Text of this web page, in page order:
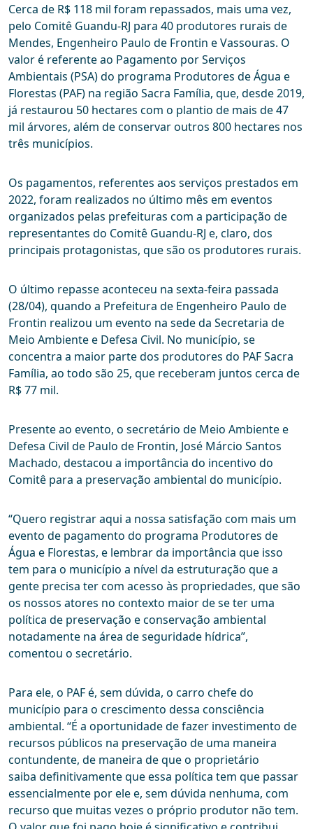
Cerca de R$ 118 mil foram repassados, mais uma vez,
pelo Comitê Guandu-RJ para 40 produtores rurais de
Mendes, Engenheiro Paulo de Frontin e Vassouras. O
valor é referente ao Pagamento por Serviços
Ambientais (PSA) do programa Produtores de Água e
Florestas (PAF) na região Sacra Família, que, desde 2019,
já restaurou 50 hectares com o plantio de mais de 47
mil árvores, além de conservar outros 800 hectares nos
três municípios.
Os pagamentos, referentes aos serviços prestados em
2022, foram realizados no último mês em eventos
organizados pelas prefeituras com a participação de
representantes do Comitê Guandu-RJ e, claro, dos
principais protagonistas, que são os produtores rurais.
O último repasse aconteceu na sexta-feira passada
(28/04), quando a Prefeitura de Engenheiro Paulo de
Frontin realizou um evento na sede da Secretaria de
Meio Ambiente e Defesa Civil. No município, se
concentra a maior parte dos produtores do PAF Sacra
Família, ao todo são 25, que receberam juntos cerca de
R$ 77 mil.
Presente ao evento, o secretário de Meio Ambiente e
Defesa Civil de Paulo de Frontin, José Márcio Santos
Machado, destacou a importância do incentivo do
Comitê para a preservação ambiental do município.
“Quero registrar aqui a nossa satisfação com mais um
evento de pagamento do programa Produtores de
Água e Florestas, e lembrar da importância que isso
tem para o município a nível da estruturação que a
gente precisa ter com acesso às propriedades, que são
os nossos atores no contexto maior de se ter uma
política de preservação e conservação ambiental
notadamente na área de seguridade hídrica”,
comentou o secretário.
Para ele, o PAF é, sem dúvida, o carro chefe do
município para o crescimento dessa consciência
ambiental. “É a oportunidade de fazer investimento de
recursos públicos na preservação de uma maneira
contundente, de maneira de que o proprietário
saiba definitivamente que essa política tem que passar
essencialmente por ele e, sem dúvida nenhuma, com
recurso que muitas vezes o próprio produtor não tem.